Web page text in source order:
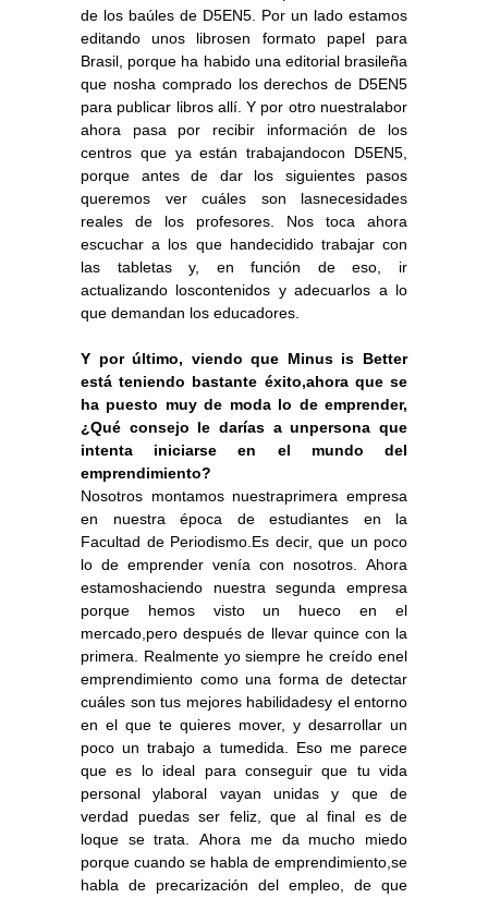
de los baúles de D5EN5. Por un lado estamos
editando unos librosen formato papel para
Brasil, porque ha habido una editorial brasileña
que nosha comprado los derechos de D5EN5
para publicar libros allí. Y por otro nuestralabor
ahora pasa por recibir información de los
centros que ya están trabajandocon D5EN5,
porque antes de dar los siguientes pasos
queremos ver cuáles son lasnecesidades
reales de los profesores. Nos toca ahora
escuchar a los que handecidido trabajar con
las tabletas y, en función de eso, ir
actualizando loscontenidos y adecuarlos a lo
que demandan los educadores.
Y por último, viendo que Minus is Better
está teniendo bastante éxito,ahora que se
ha puesto muy de moda lo de emprender,
¿Qué consejo le darías a unpersona que
intenta iniciarse en el mundo del
emprendimiento?
Nosotros montamos nuestraprimera empresa
en nuestra época de estudiantes en la
Facultad de Periodismo.Es decir, que un poco
lo de emprender venía con nosotros. Ahora
estamoshaciendo nuestra segunda empresa
porque hemos visto un hueco en el
mercado,pero después de llevar quince con la
primera. Realmente yo siempre he creído enel
emprendimiento como una forma de detectar
cuáles son tus mejores habilidadesy el entorno
en el que te quieres mover, y desarrollar un
poco un trabajo a tumedida. Eso me parece
que es lo ideal para conseguir que tu vida
personal ylaboral vayan unidas y que de
verdad puedas ser feliz, que al final es de
loque se trata. Ahora me da mucho miedo
porque cuando se habla de emprendimiento,se
habla de precarización del empleo, de que